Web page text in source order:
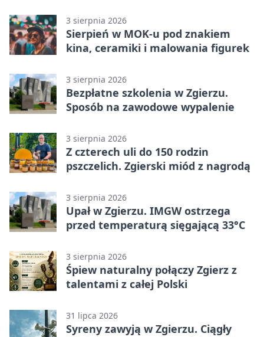
3 sierpnia 2026
Sierpień w MOK-u pod znakiem
kina, ceramiki i malowania figurek
3 sierpnia 2026
Bezpłatne szkolenia w Zgierzu.
Sposób na zawodowe wypalenie
3 sierpnia 2026
Z czterech uli do 150 rodzin
pszczelich. Zgierski miód z nagrodą
3 sierpnia 2026
Upał w Zgierzu. IMGW ostrzega
przed temperaturą sięgającą 33°C
3 sierpnia 2026
Śpiew naturalny połączy Zgierz z
talentami z całej Polski
31 lipca 2026
Syreny zawyją w Zgierzu. Ciągły